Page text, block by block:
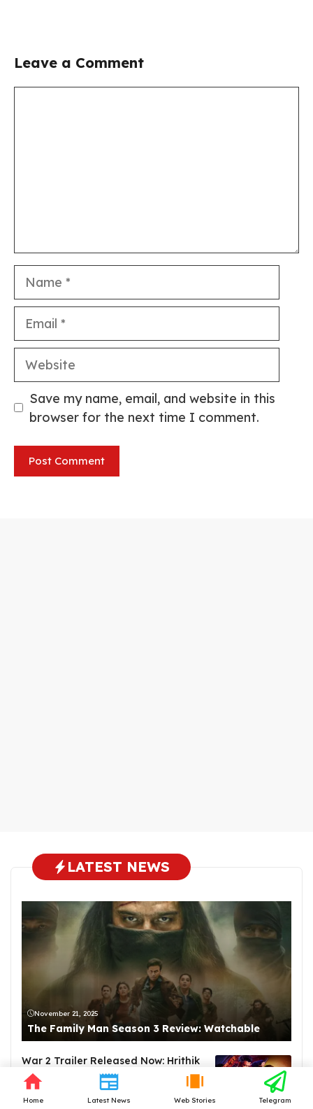
Home Latest News Web Stories Telegram
Leave a Comment
Name
Email
Website
Save my name, email, and website in this
browser for the next time I comment.
LATEST NEWS
November 21, 2025
The Family Man Season 3 Review: Watchable
War 2 Trailer Released Now: Hrithik
Roshan vs Jr NTR, Release Date,
Cast, and Box Office Clash with